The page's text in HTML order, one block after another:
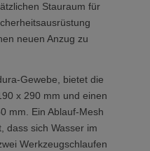
Stauraum für
neuen Anzug zu
Gewebe, bietet die
x 290 mm und einen
mm. Ein Ablauf-Mesh
dass sich Wasser im
Werkzeugschlaufen